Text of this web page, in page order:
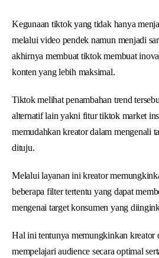
Kegunaan tiktok yang tidak hanya
melalui video pendek namun menjadi
akhirnya membuat tiktok membuat
konten yang lebih maksimal.
Tiktok melihat penambahan trend
alternatif lain yakni fitur tiktok market
memudahkan kreator dalam mengenali
dituju.
Melalui layanan ini kreator
beberapa filter tertentu yang dapat
mengenai target konsumen yang
Hal ini tentunya memungkinkan kreator
mempelajari audience secara optimal